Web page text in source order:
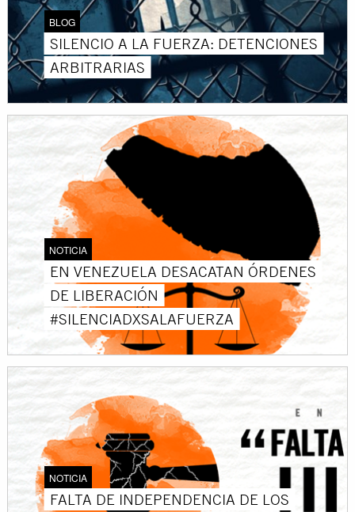
BLOG
SILENCIO A LA FUERZA: DETENCIONES
ARBITRARIAS
NOTICIA
EN VENEZUELA DESACATAN ÓRDENES
DE LIBERACIÓN
#SILENCIADXSALAFUERZA
NOTICIA
FALTA DE INDEPENDENCIA DE LOS